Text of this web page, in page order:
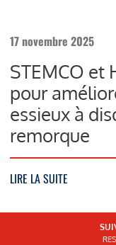
17 novembre 2025
STEMCO et
pour
essieux à
remorque
LIRE LA SUITE